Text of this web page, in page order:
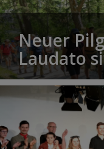
Neuer
Laudato